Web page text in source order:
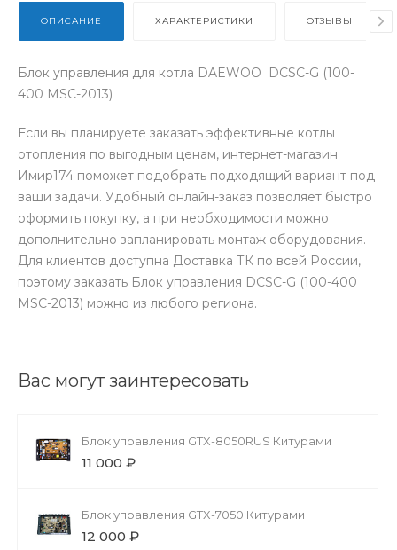
ОПИСАНИЕ ХАРАКТЕРИСТИКИ ОТЗЫВЫ
Блок управления для котла DAEWOO DCSC-G (100-
400 MSC-2013)
Если вы планируете заказать эффективные котлы
отопления по выгодным ценам, интернет-магазин
Имир174 поможет подобрать подходящий вариант под
ваши задачи. Удобный онлайн-заказ позволяет быстро
оформить покупку, а при необходимости можно
дополнительно запланировать монтаж оборудования.
Для клиентов доступна Доставка ТК по всей России,
поэтому заказать Блок управления DCSC-G (100-400
MSC-2013) можно из любого региона.
Вас могут заинтересовать
Блок управления GTX-8050RUS Китурами
11 000 ₽
Блок управления GTX-7050 Китурами
12 000 ₽